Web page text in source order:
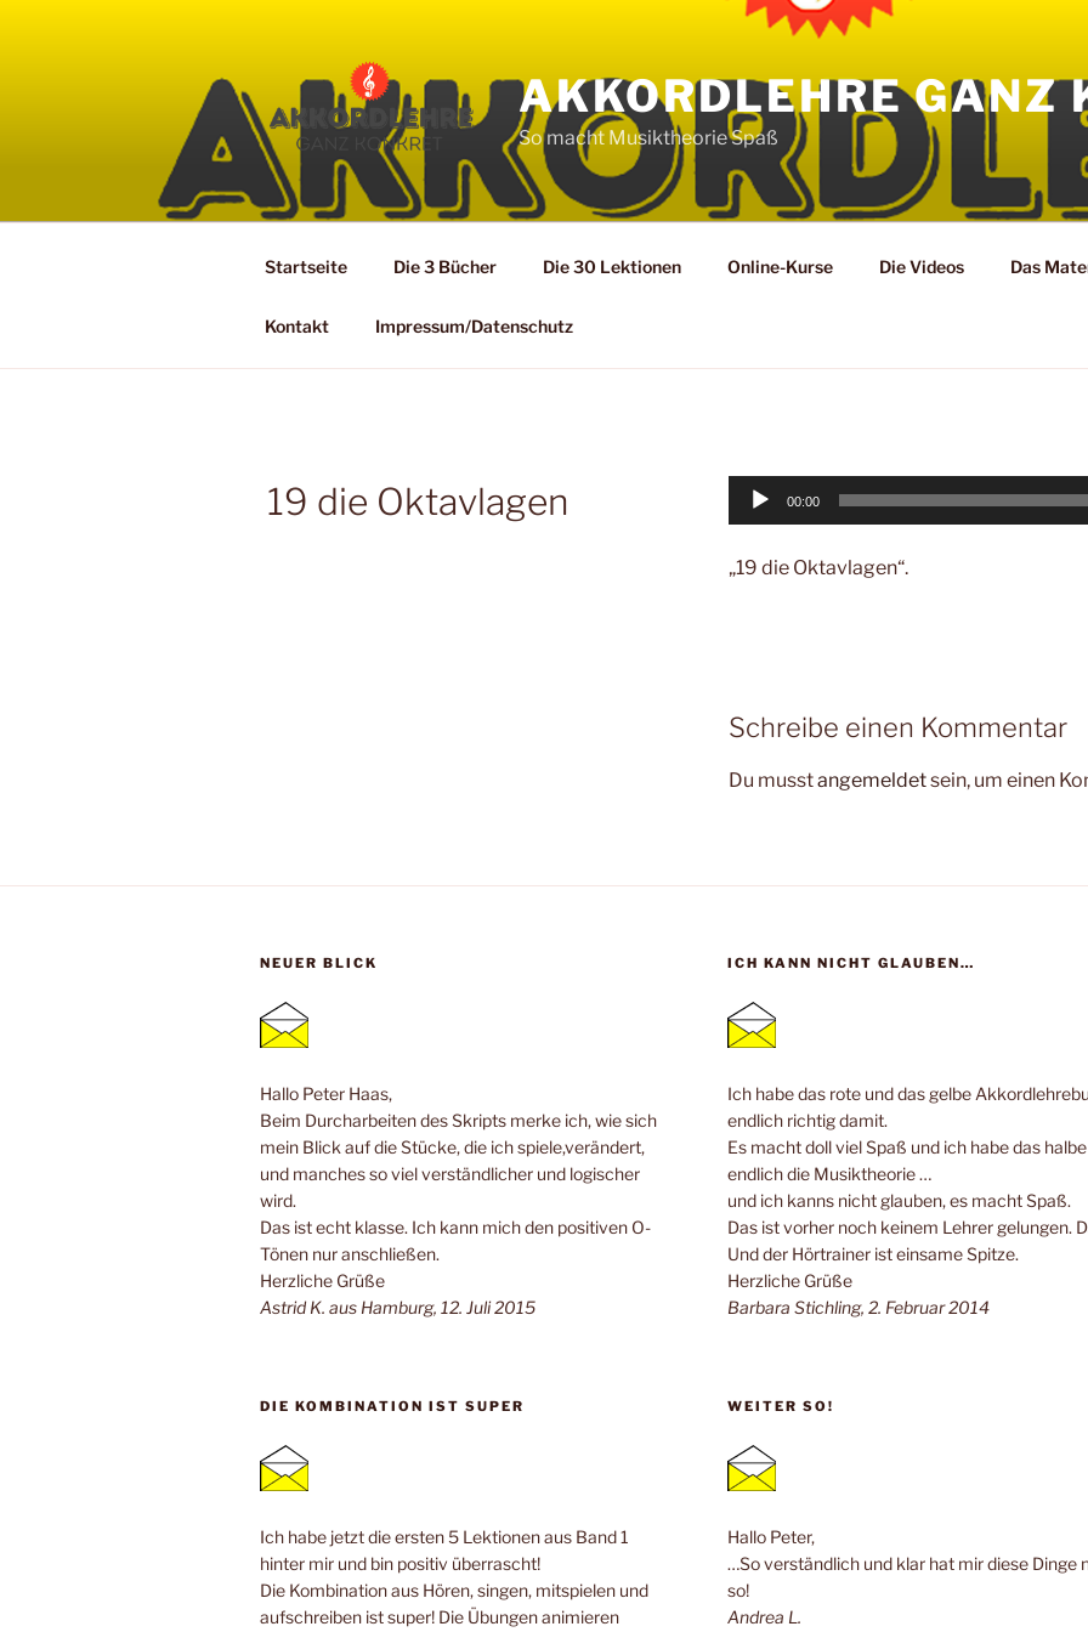
AKKORDLEHRE GANZ
So macht Musiktheorie Spaß
Startseite Die 3 Bücher Die 30 Lektionen Online-Kurse Die Videos Das
Kontakt Impressum/Datenschutz
19 die Oktavlagen
Audio-
00:00
„19 die Oktavlagen“.
Schreibe einen Kommentar
Du musstangemeldetsein, um einen
NEUER BLICK
Hallo Peter Haas,
Beim Durcharbeiten des Skripts merke ich, wie sich
mein Blick auf die Stücke, die ich spiele,verändert,
und manches so viel verständlicher und logischer
wird.
Das ist echt klasse. Ich kann mich den positiven O-
Tönen nur anschließen.
Herzliche Grüße
Astrid K. aus Hamburg, 12. Juli 2015
DIE KOMBINATION IST SUPER
Ich habe jetzt die ersten 5 Lektionen aus Band 1
hinter mir und bin positiv überrascht!
Die Kombination aus Hören, singen, mitspielen und
aufschreiben ist super! Die Übungen animieren
ICH KANN NICHT GLAUBEN…
Ich habe das rote und das gelbe
endlich richtig damit.
Es macht doll viel Spaß und ich habe das
endlich die Musiktheorie …
und ich kanns nicht glauben, es macht Spaß.
Das ist vorher noch keinem Lehrer gelungen.
Und der Hörtrainer ist einsame Spitze.
Herzliche Grüße
Barbara Stichling, 2. Februar 2014
WEITER SO!
Hallo Peter,
…So verständlich und klar hat mir diese Dinge
so!
Andrea L.